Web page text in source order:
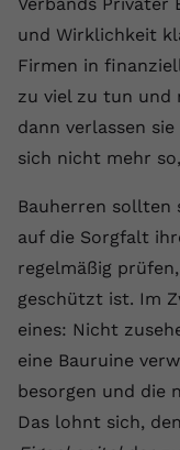
und Wirklichkeit
Firmen in
zu viel zu tun und
dann verlassen
sich nicht mehr
Bauherren sollten
auf die Sorgfalt
regelmäßig
geschützt ist. Im
eines: Nicht
eine Bauruine
besorgen und die
Das lohnt sich,
Laufzeit 1
Zweck
Name
Laufzeit
Zweck
Name
Anbieter
Laufzeit 90
Externe Inhalte
Wir verwenden
um Ihnen
Name vuid
Anbieter
Laufzeit 2
Zweck